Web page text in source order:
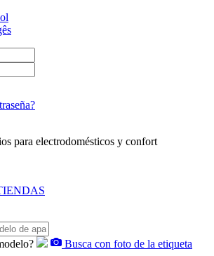
para electrodomésticos y confort
Busca con foto de la etiqueta